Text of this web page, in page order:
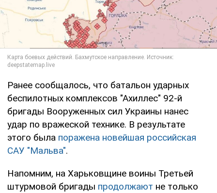
Ранее сообщалось, что батальон ударных
беспилотных комплексов "Ахиллес" 92-й
бригады Вооруженных сил Украины нанес
удар по вражеской технике. В результате
этого была поражена новейшая российская
САУ "Мальва".
Напомним, на Харьковщине воины Третьей
штурмовой бригады продолжают не только